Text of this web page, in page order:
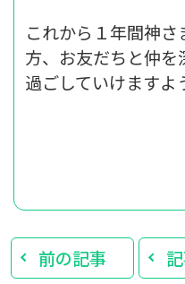
これから１年間神
方、お友だちと仲
過ごしていけますよ
前の記事